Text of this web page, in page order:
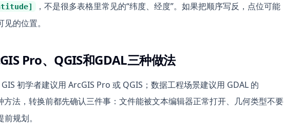
，不是很多表格里常见的“纬度、经度”。如果把顺序写反，点位可能
的位置。
Pro、QGIS和GDAL三种做法
初学者建议用 ArcGIS Pro 或 QGIS；数据工程场景建议用 GDAL 的
方法，转换前都先确认三件事：文件能被文本编辑器正常打开、几何类型不要
规划。